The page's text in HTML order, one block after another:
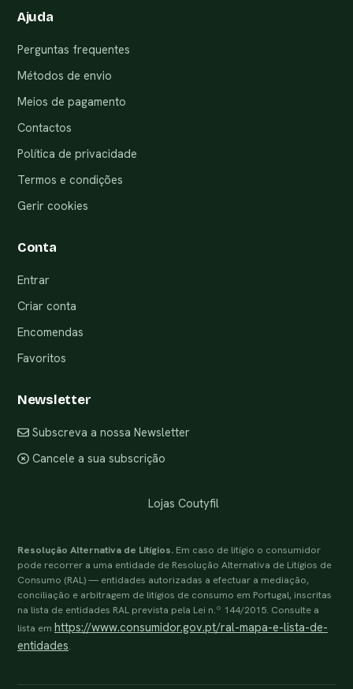
Ajuda
Perguntas frequentes
Métodos de envio
Meios de pagamento
Contactos
Política de privacidade
Termos e condições
Gerir cookies
Conta
Entrar
Criar conta
Encomendas
Favoritos
Newsletter
Subscreva a nossa Newsletter
Cancele a sua subscrição
Lojas Coutyfil
Resolução Alternativa de Litígios. Em caso de litígio o consumidor
pode recorrer a uma entidade de Resolução Alternativa de Litígios de
Consumo (RAL) — entidades autorizadas a efectuar a mediação,
conciliação e arbitragem de litígios de consumo em Portugal, inscritas
na lista de entidades RAL prevista pela Lei n.º 144/2015. Consulte a
lista em https://www.consumidor.gov.pt/ral-mapa-e-lista-de-
entidades.